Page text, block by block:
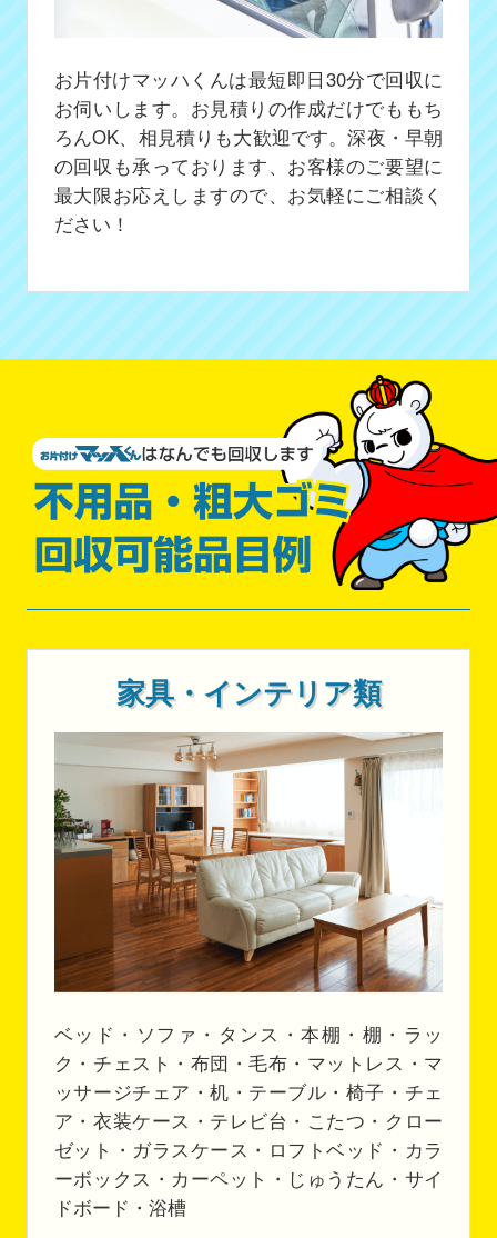
お片付けマッハくんは最短即日30分で回収に
お伺いします。お見積りの作成だけでももち
ろんOK、相見積りも大歓迎です。深夜・早朝
の回収も承っております、お客様のご要望に
最大限お応えしますので、お気軽にご相談く
ださい！
家具・インテリア類
ベッド・ソファ・タンス・本棚・棚・ラッ
ク・チェスト・布団・毛布・マットレス・マ
ッサージチェア・机・テーブル・椅子・チェ
ア・衣装ケース・テレビ台・こたつ・クロー
ゼット・ガラスケース・ロフトベッド・カラ
ーボックス・カーペット・じゅうたん・サイ
ドボード・浴槽